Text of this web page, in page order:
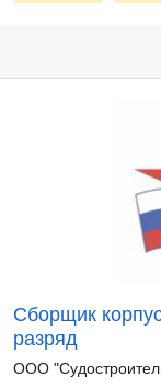
Сборщик
разряд
ООО